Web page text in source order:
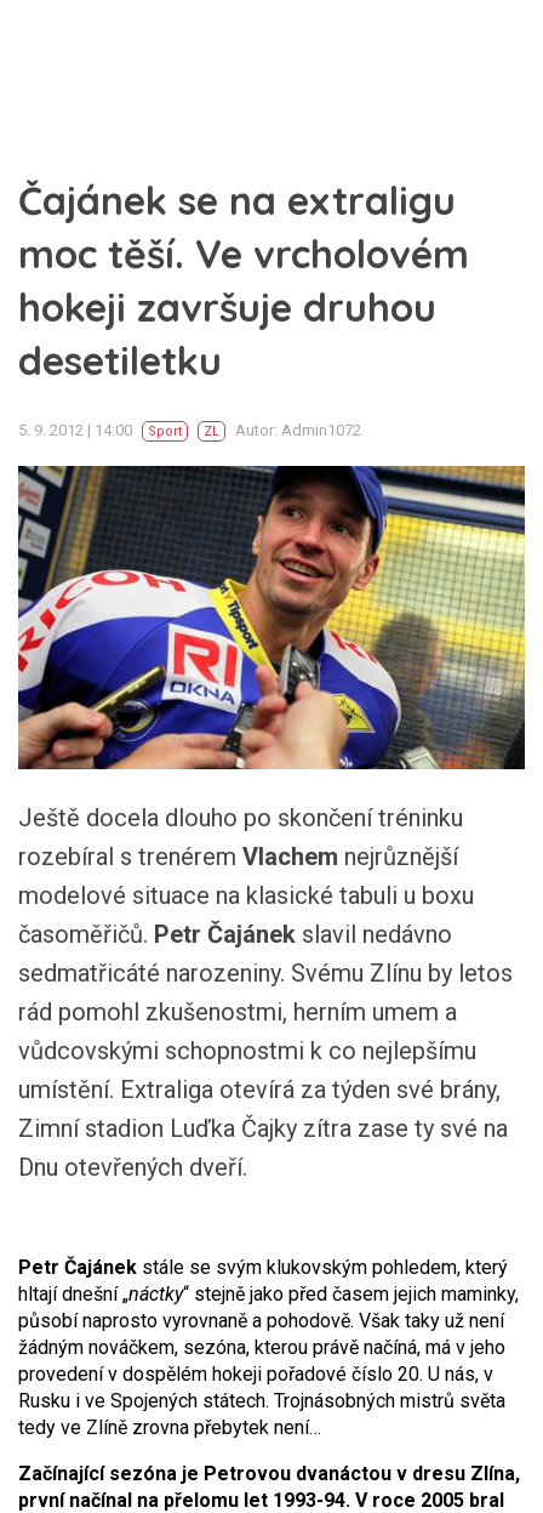
Čajánek se na extraligu
moc těší. Ve vrcholovém
hokeji završuje druhou
desetiletku
5. 9. 2012 | 14:00 Sport ZL Autor: Admin1072
Ještě docela dlouho po skončení tréninku
rozebíral s trenérem Vlachem nejrůznější
modelové situace na klasické tabuli u boxu
časoměřičů. Petr Čajánek slavil nedávno
sedmatřicáté narozeniny. Svému Zlínu by letos
rád pomohl zkušenostmi, herním umem a
vůdcovskými schopnostmi k co nejlepšímu
umístění. Extraliga otevírá za týden své brány,
Zimní stadion Luďka Čajky zítra zase ty své na
Dnu otevřených dveří.
Petr Čajánek stále se svým klukovským pohledem, který
hltají dnešní „náctky“ stejně jako před časem jejich maminky,
působí naprosto vyrovnaně a pohodově. Však taky už není
žádným nováčkem, sezóna, kterou právě načíná, má v jeho
provedení v dospělém hokeji pořadové číslo 20. U nás, v
Rusku i ve Spojených státech. Trojnásobných mistrů světa
tedy ve Zlíně zrovna přebytek není…
Začínající sezóna je Petrovou dvanáctou v dresu Zlína,
první načínal na přelomu let 1993-94. V roce 2005 bral